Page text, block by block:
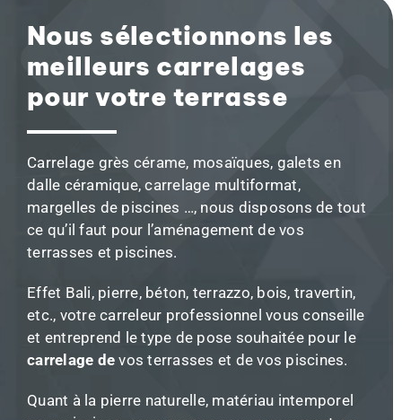
Nous sélectionnons les
meilleurs carrelages
pour votre terrasse
Carrelage grès cérame, mosaïques, galets en
dalle céramique, carrelage multiformat,
margelles de piscines …, nous disposons de tout
ce qu’il faut pour l’aménagement de vos
terrasses et piscines.
Effet Bali, pierre, béton, terrazzo, bois, travertin,
etc., votre carreleur professionnel vous conseille
et entreprend le type de pose souhaitée pour le
carrelage de vos terrasses et de vos piscines.
Quant à la pierre naturelle, matériau intemporel